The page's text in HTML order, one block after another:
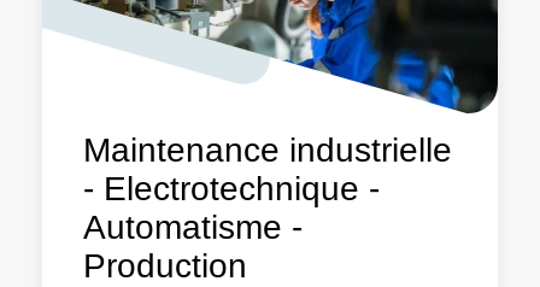
Maintenance industrielle
- Electrotechnique -
Automatisme -
Production